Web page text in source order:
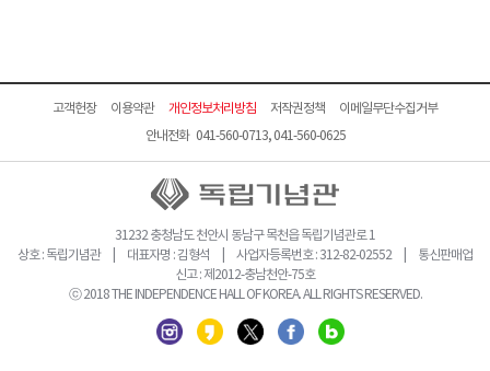
고객헌장 이용약관 개인정보처리방침 저작권정책
이메일무단수집거부
안내전화 041-560-0713, 041-560-0625
31232 충청남도 천안시 동남구 목천읍 독립기념관로 1
상호 : 독립기념관 | 대표자명 : 김형석 | 사업자등록번호 : 312-82-02552 | 통신판매업
신고 : 제2012-충남천안-75호
ⓒ 2018 THE INDEPENDENCE HALL OF KOREA. ALL RIGHTS RESERVED.